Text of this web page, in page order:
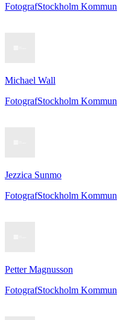
FotografStockholm Kommun
Michael Wall
FotografStockholm Kommun
Jezzica Sunmo
FotografStockholm Kommun
Petter Magnusson
FotografStockholm Kommun